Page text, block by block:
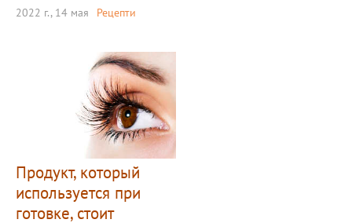
2022 г., 14 мая Рецепти
Продукт, который
используется при
готовке, стоит